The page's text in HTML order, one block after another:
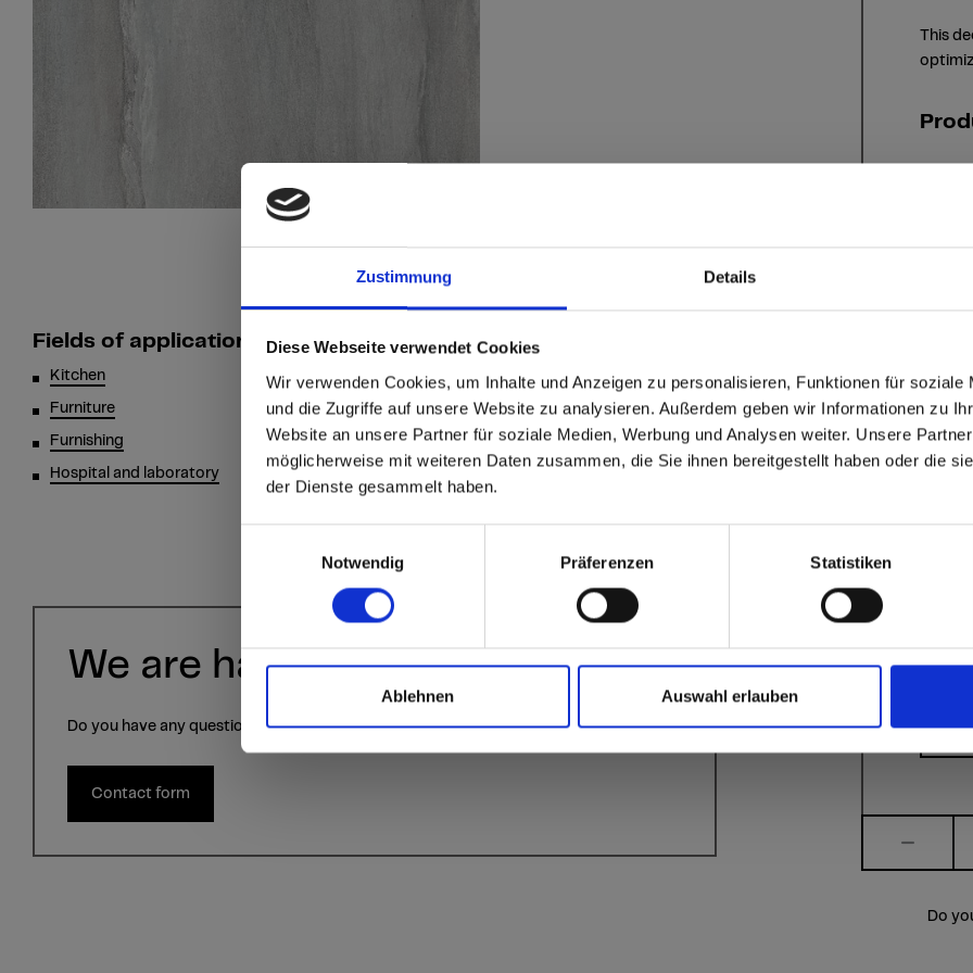
Zustimmung Details
Diese Webseite verwendet Cookies
Wir verwenden Cookies, um Inhalte und Anzeigen zu personalisieren, Funktionen für soziale
und die Zugriffe auf unsere Website zu analysieren. Außerdem geben wir Informationen zu
Website an unsere Partner für soziale Medien, Werbung und Analysen weiter. Unsere
möglicherweise mit weiteren Daten zusammen, die Sie ihnen bereitgestellt haben oder die
der Dienste gesammelt haben.
Notwendig
Präferenzen Statistiken
Ablehnen Auswahl erlauben
Are you based in the United
Go to the Fundermax North America website directly from here or discover what
and the rest of the world!
Fields of application
Kitchen
Furniture
Furnishing
Hospital and laboratory
Cubicles and lockers
Sanitary
Wall cladding
We are happy to help you!
Do you have any questions? Contact us via the contact form.
Contact form
This
Do